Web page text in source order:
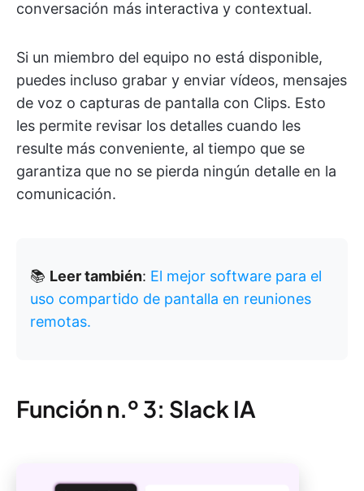
conversación más interactiva y contextual.
Si un miembro del equipo no está disponible,
puedes incluso grabar y enviar vídeos, mensajes
de voz o capturas de pantalla con Clips. Esto
les permite revisar los detalles cuando les
resulte más conveniente, al tiempo que se
garantiza que no se pierda ningún detalle en la
comunicación.
📚 Leer también: El mejor software para el
uso compartido de pantalla en reuniones
remotas.
Función n.º 3: Slack IA